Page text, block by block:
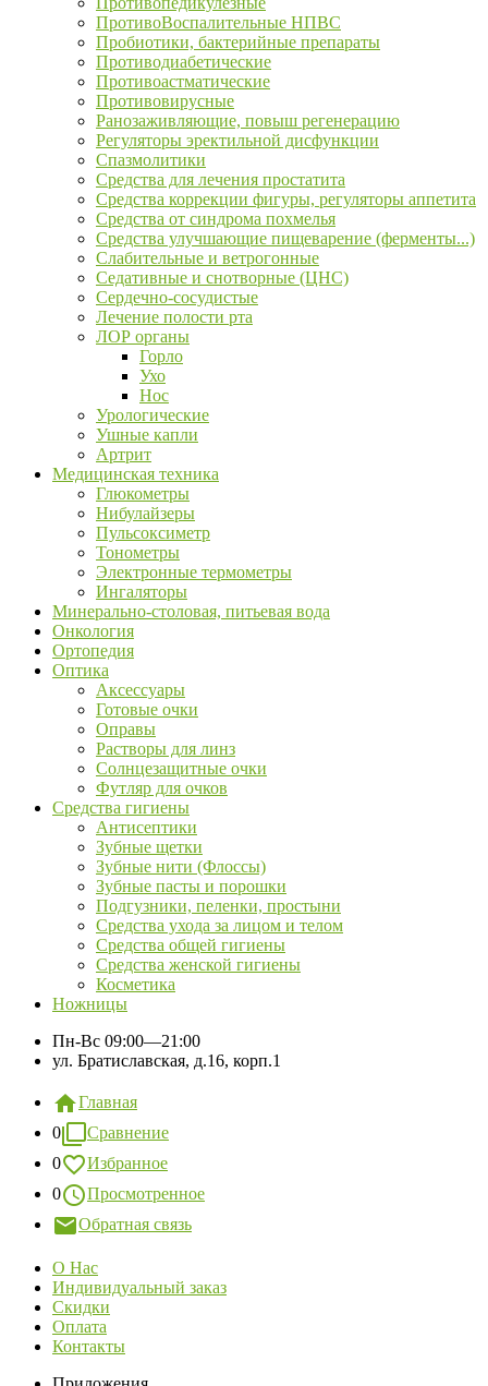
ПротивоВоспалительные НПВС
Пробиотики, бактерийные препараты
Противодиабетические
Противоастматические
Противовирусные
Ранозаживляющие, повыш регенерацию
Регуляторы эректильной дисфункции
Спазмолитики
Средства для лечения простатита
Средства коррекции фигуры, регуляторы аппетита
Средства от синдрома похмелья
Средства улучшающие пищеварение (ферменты...)
Слабительные и ветрогонные
Седативные и снотворные (ЦНС)
Сердечно-сосудистые
Лечение полости рта
ЛОР органы
Горло
Ухо
Нос
Урологические
Ушные капли
Артрит
Медицинская техника
Глюкометры
Нибулайзеры
Пульсоксиметр
Тонометры
Электронные термометры
Ингаляторы
Минерально-столовая, питьевая вода
Онкология
Ортопедия
Оптика
Аксессуары
Готовые очки
Оправы
Растворы для линз
Солнцезащитные очки
Футляр для очков
Средства гигиены
Антисептики
Зубные щетки
Зубные нити (Флоссы)
Зубные пасты и порошки
Подгузники, пеленки, простыни
Средства ухода за лицом и телом
Средства общей гигиены
Средства женской гигиены
Косметика
Ножницы
Пн-Вс 09:00—21:00
ул. Братиславская, д.16, корп.1
Главная
0
Сравнение
0
Избранное
0
Просмотренное
Обратная связь
О Нас
Индивидуальный заказ
Скидки
Оплата
Контакты